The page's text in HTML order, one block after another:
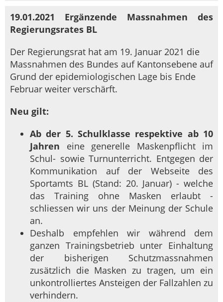
19.01.2021 Ergänzende Massnahmen des
Regierungsrates BL
Der Regierungsrat hat am 19. Januar 2021 die
Massnahmen des Bundes auf Kantonsebene auf
Grund der epidemiologischen Lage bis Ende
Februar weiter verschärft.
Neu gilt:
Ab der 5. Schulklasse respektive ab 10
Jahren eine generelle Maskenpflicht im
Schul- sowie Turnunterricht. Entgegen der
Kommunikation auf der Webseite des
Sportamts BL (Stand: 20. Januar) - welche
das Training ohne Masken erlaubt -
schliessen wir uns der Meinung der Schule
an.
Deshalb empfehlen wir während dem
ganzen Trainingsbetrieb unter Einhaltung
der bisherigen Schutzmassnahmen
zusätzlich die Masken zu tragen, um ein
unkontrolliertes Ansteigen der Fallzahlen zu
verhindern.